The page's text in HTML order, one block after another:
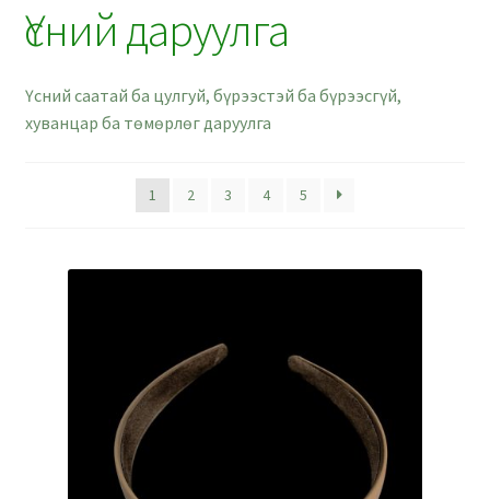
Үсний даруулга
Үсний саатай ба цулгуй, бүрээстэй ба бүрээсгүй,
хуванцар ба төмөрлөг даруулга
1 2 3 4 5